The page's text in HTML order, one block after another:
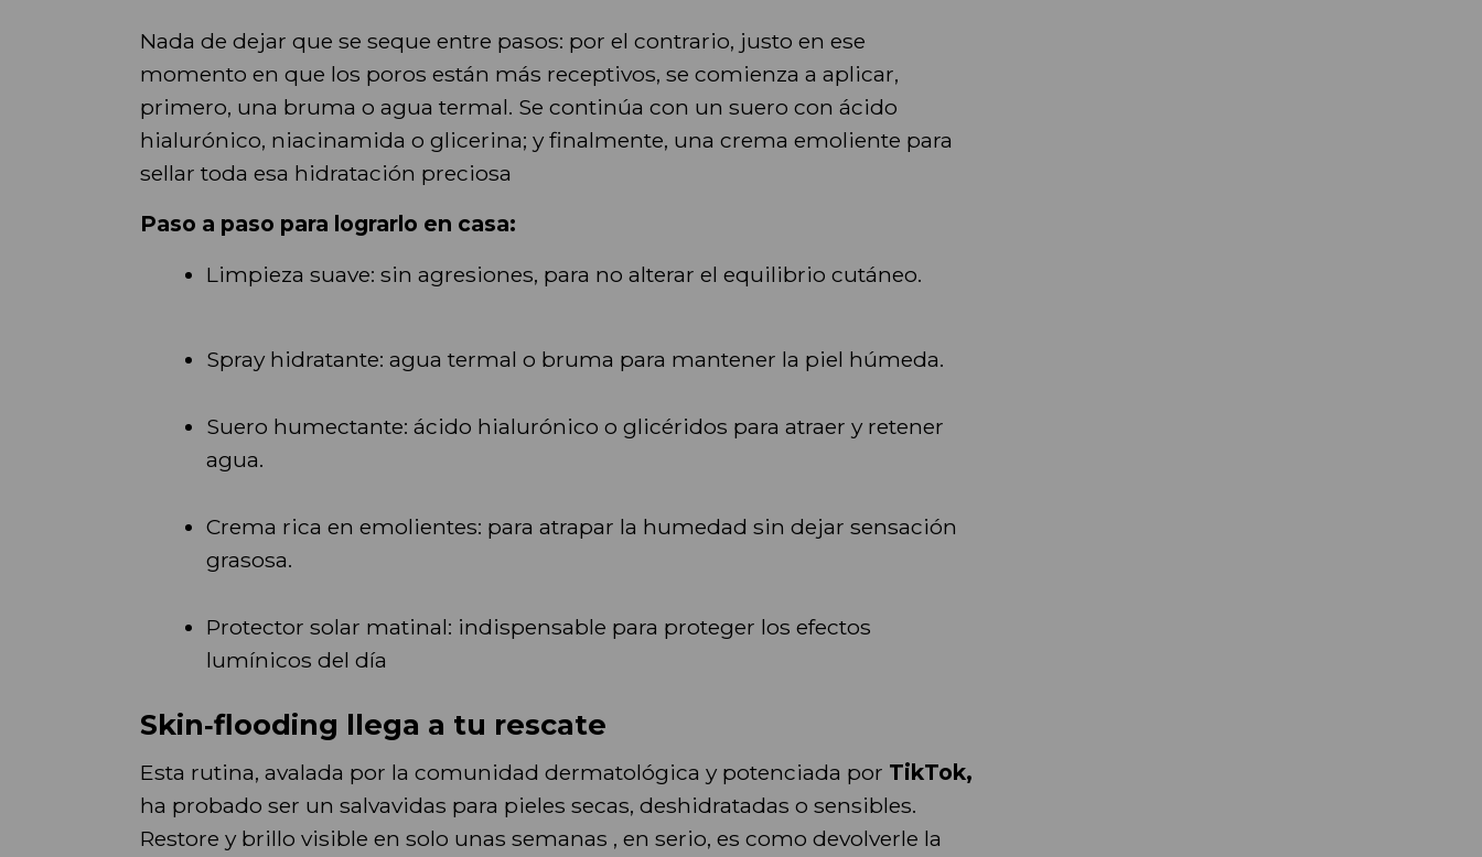
Nada de dejar que se seque entre pasos: por el contrario, justo en ese
momento en que los poros están más receptivos, se comienza a aplicar,
primero, una bruma o agua termal. Se continúa con un suero con ácido
hialurónico, niacinamida o glicerina; y finalmente, una crema emoliente para
sellar toda esa hidratación preciosa
Paso a paso para lograrlo en casa:
Limpieza suave: sin agresiones, para no alterar el equilibrio cutáneo.
Spray hidratante: agua termal o bruma para mantener la piel húmeda.
Suero humectante: ácido hialurónico o glicéridos para atraer y retener
agua.
Crema rica en emolientes: para atrapar la humedad sin dejar sensación
grasosa.
Protector solar matinal: indispensable para proteger los efectos
lumínicos del día
Skin‑flooding llega a tu rescate
Esta rutina, avalada por la comunidad dermatológica y potenciada por TikTok,
ha probado ser un salvavidas para pieles secas, deshidratadas o sensibles.
Restore y brillo visible en solo unas semanas , en serio, es como devolverle la